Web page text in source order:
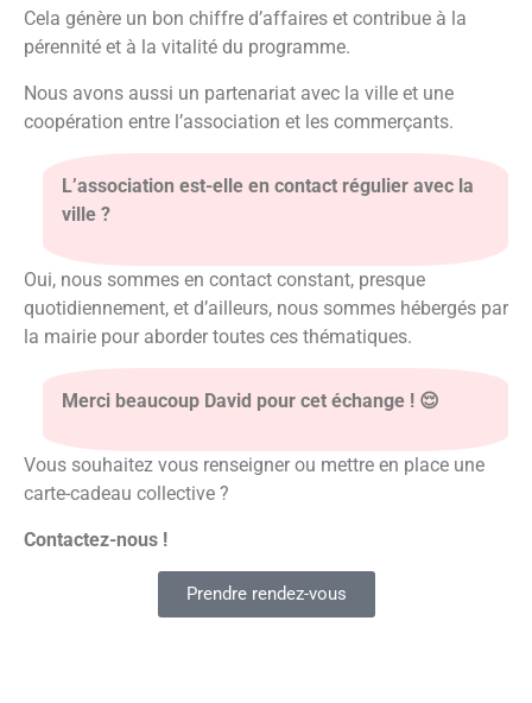
Cela génère un bon chiffre d’affaires et contribue à la
pérennité et à la vitalité du programme.
Nous avons aussi un partenariat avec la ville et une
coopération entre l’association et les commerçants.
L’association est-elle en contact régulier avec la
ville ?
Oui, nous sommes en contact constant, presque
quotidiennement, et d’ailleurs, nous sommes hébergés par
la mairie pour aborder toutes ces thématiques.
Merci beaucoup David pour cet échange ! 😌
Vous souhaitez vous renseigner ou mettre en place une
carte-cadeau collective ?
Contactez-nous !
Prendre rendez-vous